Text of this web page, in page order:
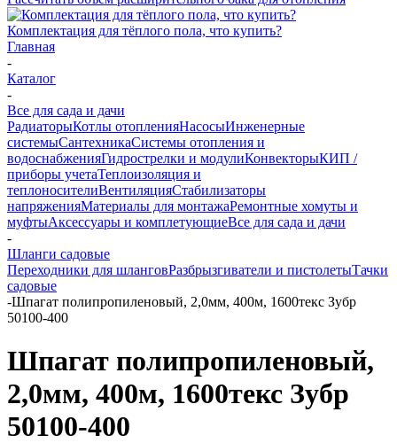
Комплектация для тёплого пола, что купить?
Главная
-
Каталог
-
Все для сада и дачи
РадиаторыКотлы отопленияНасосыИнженерные
системыСантехникаСистемы отопления и
водоснабженияГидрострелки и модулиКонвекторыКИП /
приборы учетаТеплоизоляция и
теплоносителиВентиляцияСтабилизаторы
напряженияМатериалы для монтажаРемонтные хомуты и
муфтыАксессуары и комплетующиеВсе для сада и дачи
-
Шланги садовые
Переходники для шланговРазбрызгиватели и пистолетыТачки
садовые
-Шпагат полипропиленовый, 2,0мм, 400м, 1600текс Зубр
50100-400
Шпагат полипропиленовый,
2,0мм, 400м, 1600текс Зубр
50100-400